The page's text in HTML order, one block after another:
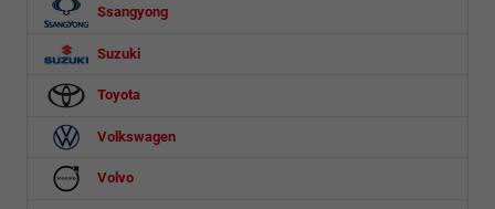
Ssangyong
Suzuki
Toyota
Volkswagen
Volvo